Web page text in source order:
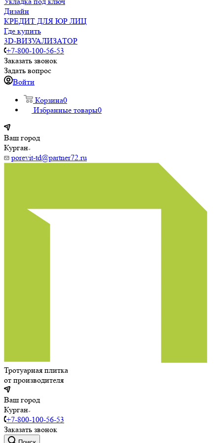
Дизайн
КРЕДИТ ДЛЯ ЮР ЛИЦ
Где купить
3D-ВИЗУАЛИЗАТОР
+7-800-100-56-53
Заказать звонок
Задать вопрос
Войти
Корзина0
Избранные товары0
Ваш город
Курган
porevit-td@partner72.ru
Тротуарная плитка
от производителя
Ваш город
Курган
+7-800-100-56-53
Заказать звонок